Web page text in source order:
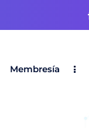
Membresía